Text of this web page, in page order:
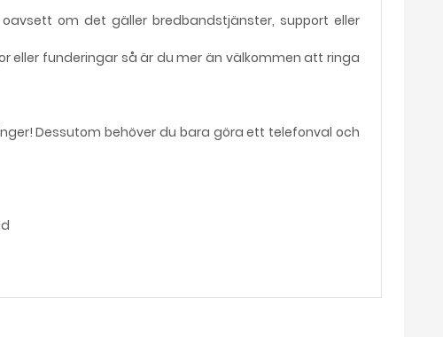
om det gäller bredbandstjänster, support eller
eller funderingar så är du mer än välkommen att ringa
Dessutom behöver du bara göra ett telefonval och